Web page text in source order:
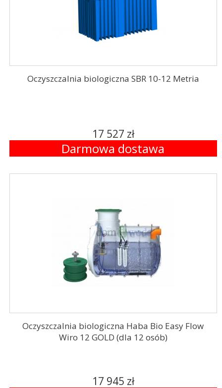
Oczyszczalnia biologiczna SBR 10-12 Metria
17 527 zł
Darmowa dostawa
Oczyszczalnia biologiczna Haba Bio Easy Flow
Wiro 12 GOLD (dla 12 osób)
17 945 zł